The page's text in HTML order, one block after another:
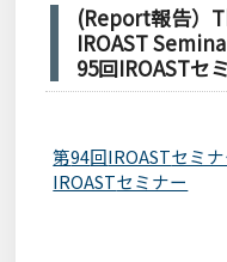
(Report報告）
IROAST
95回IROASTセ
第94回IROASTセミ
IROASTセミナー
Achievements
News